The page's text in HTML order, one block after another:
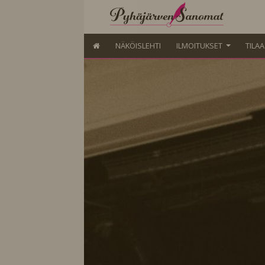
NÄKÖISLEHTI ILMOITUKSET